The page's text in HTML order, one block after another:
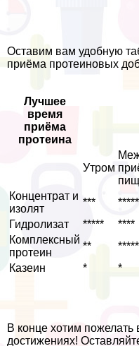
Оставим вам удобную
приёма протеиновых
Лучшее
время
приёма
протеина
Утром
Концентрат и
изолят
*** *****
Гидролизат
***** ****
Комплексный
протеин
** *****
Казеин
* *
В конце хотим
достижениях!